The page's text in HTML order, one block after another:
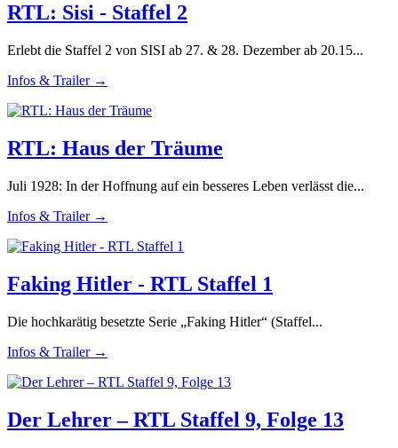
RTL: Sisi - Staffel 2
Erlebt die Staffel 2 von SISI ab 27. & 28. Dezember ab 20.15...
Infos & Trailer →
RTL: Haus der Träume
Juli 1928: In der Hoffnung auf ein besseres Leben verlässt die...
Infos & Trailer →
Faking Hitler - RTL Staffel 1
Die hochkarätig besetzte Serie „Faking Hitler“ (Staffel...
Infos & Trailer →
Der Lehrer – RTL Staffel 9, Folge 13